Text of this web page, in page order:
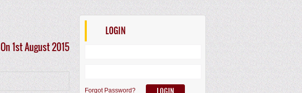
On 1st August 2015
LOGIN
Forgot Password?